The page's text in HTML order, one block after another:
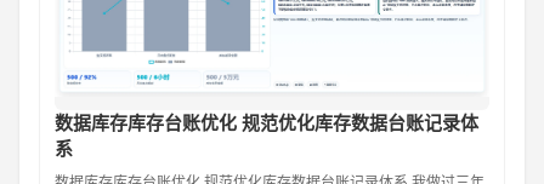
数据库存库存台账优化 规范优化库存数据台账记录体
系